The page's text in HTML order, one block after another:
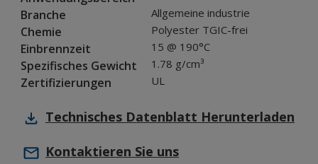
Branche Allgemeine industrie
Chemie Polyester TGIC-frei
Einbrennzeit 15 @ 190°C
Spezifisches Gewicht 1.78 g/cm³
Zertifizierungen UL
Technisches Datenblatt Herunterladen
Kontaktieren Sie uns